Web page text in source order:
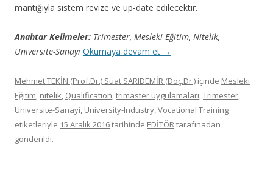
mantığıyla sistem revize ve up-date edilecektir.
Anahtar Kelimeler: Trimester, Mesleki Eğitim, Nitelik,
Üniversite-Sanayi Okumaya devam et →
Mehmet TEKİN (Prof.Dr.) Suat SARIDEMİR (Doç.Dr.) içinde Mesleki
Eğitim, nitelik, Qualification,trimaster uygulamaları,Trimester,
Üniversite-Sanayi, University-Industry,Vocational Training
etiketleriyle 15 Aralık 2016tarihinde EDİTÖRtarafınadan
gönderildi.